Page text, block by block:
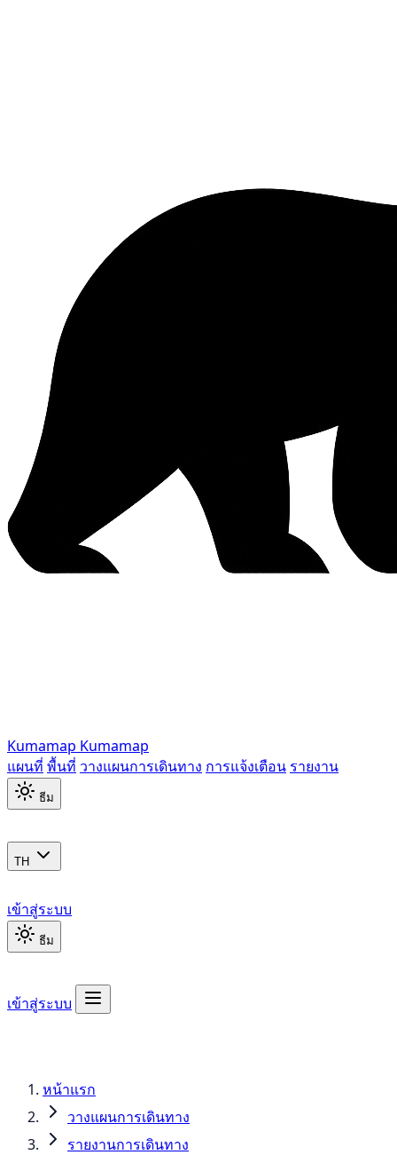
Kumamap Kumamap
แผนที่ พื้นที่ วางแผนการเดินทาง การแจ้งเตือน รายงาน
ธีม
TH
เข้าสู่ระบบ
ธีม
เข้าสู่ระบบ
หน้าแรก
วางแผนการเดินทาง
รายงานการเดินทาง